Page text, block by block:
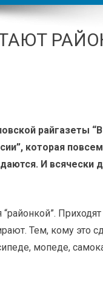
райгазеты
которая
И всячески
Тем, кому это
мопеде,